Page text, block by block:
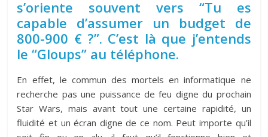
s’oriente souvent vers “Tu es
capable d’assumer un budget de
800-900 € ?”. C’est là que j’entends
le “Gloups” au téléphone.
En effet, le commun des mortels en informatique ne
recherche pas une puissance de feu digne du prochain
Star Wars, mais avant tout une certaine rapidité, un
fluidité et un écran digne de ce nom. Peut importe qu’il